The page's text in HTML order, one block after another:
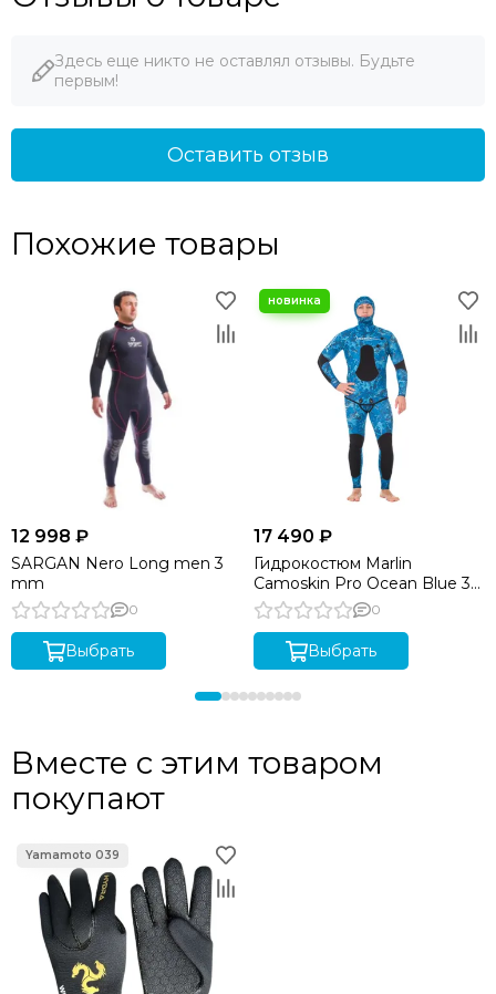
Здесь еще никто не оставлял отзывы. Будьте
первым!
Оставить отзыв
Похожие товары
12 998 ₽
SARGAN Nero Long men 3
mm
0
Выбрать
17 490 ₽
Гидрокостюм Marlin
Camoskin Pro Ocean Blue 3
мм
0
Выбрать
Вместе с этим товаром
покупают